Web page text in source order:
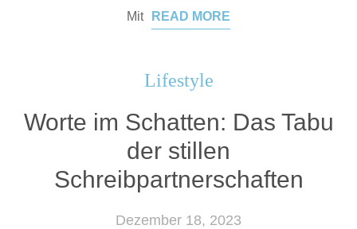
Mit
READ MORE
Lifestyle
Worte im Schatten: Das Tabu
der stillen
Schreibpartnerschaften
Dezember 18, 2023